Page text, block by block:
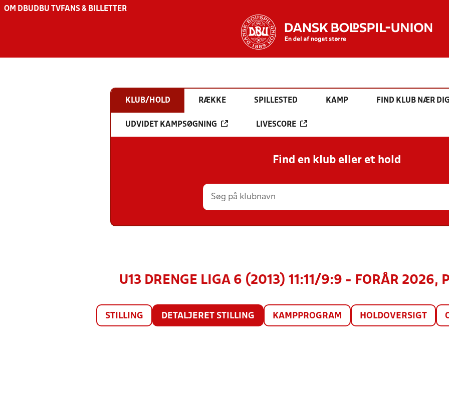
OM DBU DBU TV FANS & BILLETTER
KLUB/HOLD RÆKKE SPILLESTED KAMP FIND KLUB NÆR
UDVIDET KAMPSØGNING LIVESCORE
Find en klub eller et hold
U13 DRENGE LIGA 6 (2013) 11:11/9:9 - FORÅR 2026,
STILLING DETALJERET STILLING KAMPPROGRAM HOLDOVERSIGT